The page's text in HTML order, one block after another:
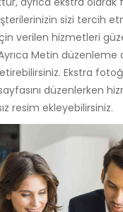
sizi tercih
verilen hizmetleri
Metin düzenleme
Ekstra
düzenlerken
resim ekleyebilirsiniz.